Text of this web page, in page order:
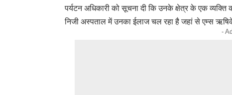
पर्यटन अधिकारी को सूचना दी कि उनके क्षेत्र के एक
निजी अस्पताल में उनका ईलाज चल रहा है जहां से एम्स
-